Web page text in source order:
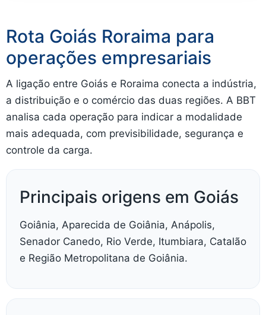
Rota Goiás Roraima para
operações empresariais
A ligação entre Goiás e Roraima conecta a indústria,
a distribuição e o comércio das duas regiões. A BBT
analisa cada operação para indicar a modalidade
mais adequada, com previsibilidade, segurança e
controle da carga.
Principais origens em Goiás
Goiânia, Aparecida de Goiânia, Anápolis,
Senador Canedo, Rio Verde, Itumbiara, Catalão
e Região Metropolitana de Goiânia.